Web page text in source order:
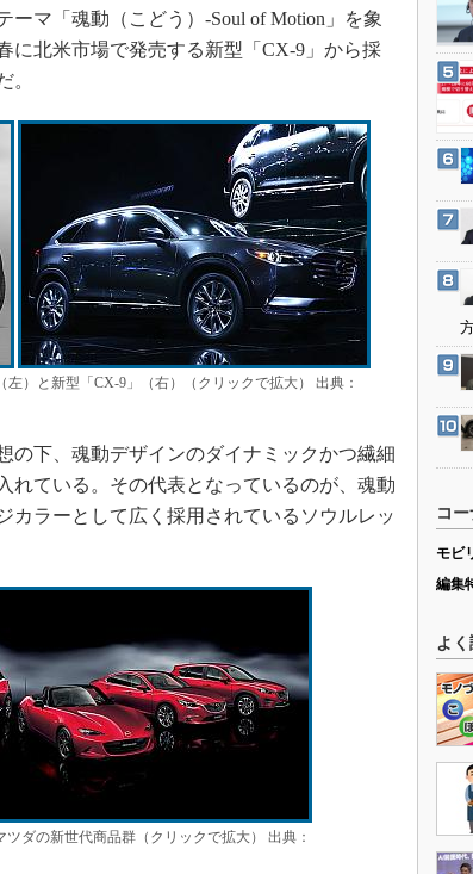
S＆OP
インダストリー4.0
製造業ビッグデータ
メイドインジャパン
植物工場
知財マネジメント
海外生産
グローバル設計・開発
制御セキュリティ
新型コロナへの対応
ーマ「魂動（こどう）-Soul of Motion」を象
に北米市場で発売する新型「CX-9」から採
。
）と新型「CX-9」（右）（クリックで拡大） 出典：
下、魂動デザインのダイナミックかつ繊細
れている。その代表となっているのが、魂動
カラーとして広く採用されているソウルレッ
ダの新世代商品群（クリックで拡大） 出典：
コ
モビ
編集
よ